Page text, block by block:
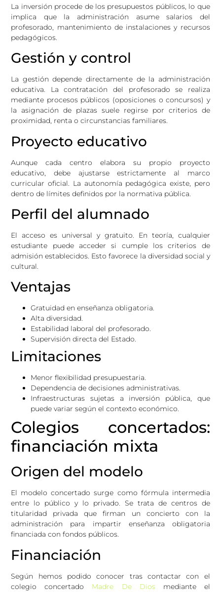
La inversión procede de los presupuestos públicos, lo que
implica que la administración asume salarios del
profesorado, mantenimiento de instalaciones y recursos
pedagógicos.
Gestión y control
La gestión depende directamente de la administración
educativa. La contratación del profesorado se realiza
mediante procesos públicos (oposiciones o concursos) y
la asignación de plazas suele regirse por criterios de
proximidad, renta o circunstancias familiares.
Proyecto educativo
Aunque cada centro elabora su propio proyecto
educativo, debe ajustarse estrictamente al marco
curricular oficial. La autonomía pedagógica existe, pero
dentro de límites definidos por la normativa pública.
Perfil del alumnado
El acceso es universal y gratuito. En teoría, cualquier
estudiante puede acceder si cumple los criterios de
admisión establecidos. Esto favorece la diversidad social y
cultural.
Ventajas
Gratuidad en enseñanza obligatoria.
Alta diversidad.
Estabilidad laboral del profesorado.
Supervisión directa del Estado.
Limitaciones
Menor flexibilidad presupuestaria.
Dependencia de decisiones administrativas.
Infraestructuras sujetas a inversión pública, que
puede variar según el contexto económico.
Colegios concertados:
financiación mixta
Origen del modelo
El modelo concertado surge como fórmula intermedia
entre lo público y lo privado. Se trata de centros de
titularidad privada que firman un concierto con la
administración para impartir enseñanza obligatoria
financiada con fondos públicos.
Financiación
Según hemos podido conocer tras contactar con el
colegio concertado Madre De Diosmediante el